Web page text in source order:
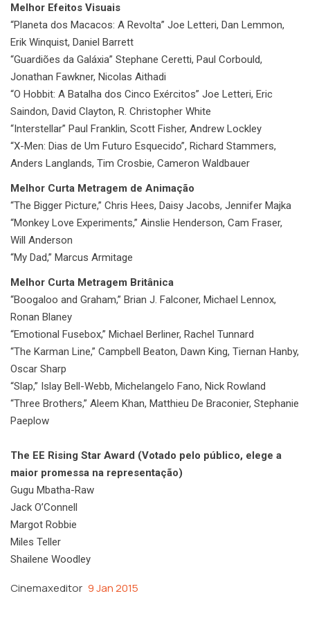
Melhor Efeitos Visuais
“Planeta dos Macacos: A Revolta” Joe Letteri, Dan Lemmon,
Erik Winquist, Daniel Barrett
“Guardiões da Galáxia” Stephane Ceretti, Paul Corbould,
Jonathan Fawkner, Nicolas Aithadi
“O Hobbit: A Batalha dos Cinco Exércitos” Joe Letteri, Eric
Saindon, David Clayton, R. Christopher White
“Interstellar” Paul Franklin, Scott Fisher, Andrew Lockley
“X-Men: Dias de Um Futuro Esquecido”, Richard Stammers,
Anders Langlands, Tim Crosbie, Cameron Waldbauer
Melhor Curta Metragem de Animação
“The Bigger Picture,” Chris Hees, Daisy Jacobs, Jennifer Majka
“Monkey Love Experiments,” Ainslie Henderson, Cam Fraser,
Will Anderson
“My Dad,” Marcus Armitage
Melhor Curta Metragem Britânica
“Boogaloo and Graham,” Brian J. Falconer, Michael Lennox,
Ronan Blaney
“Emotional Fusebox,” Michael Berliner, Rachel Tunnard
“The Karman Line,” Campbell Beaton, Dawn King, Tiernan Hanby,
Oscar Sharp
“Slap,” Islay Bell-Webb, Michelangelo Fano, Nick Rowland
“Three Brothers,” Aleem Khan, Matthieu De Braconier, Stephanie
Paeplow
The EE Rising Star Award (Votado pelo público, elege a
maior promessa na representação)
Gugu Mbatha-Raw
Jack O’Connell
Margot Robbie
Miles Teller
Shailene Woodley
Cinemaxeditor 9 Jan 2015